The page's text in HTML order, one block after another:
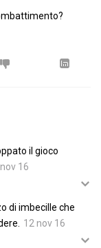
il gioco
16
di imbecille che
12 nov 16